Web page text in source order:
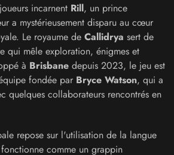
incarnent Rill, un prince
a mystérieusement disparu au cœur
Le royaume de Callidrya sert de
qui mêle exploration, énigmes et
à Brisbane depuis 2023, le jeu est
fondée par Bryce Watson, qui a
quelques collaborateurs rencontrés en
repose sur l'utilisation de la langue
comme un grappin